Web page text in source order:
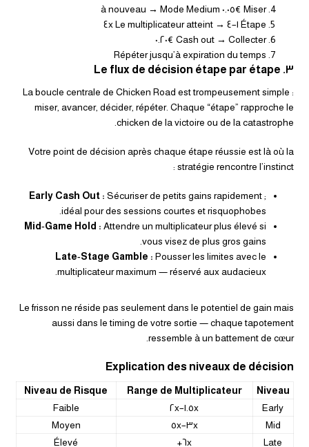
Miser €٠.٠٥ à nouveau → Mode Medium
Étape ١–٤ → Le multiplicateur atteint ٤x
Cash out → Collecter €٠.٢٠
Répéter jusqu’à expiration du temps
٣. Le flux de décision étape par étape
La boucle centrale de Chicken Road est trompeusement simple :
miser, avancer, décider, répéter. Chaque “étape” rapproche le
chicken de la victoire ou de la catastrophe.
Votre point de décision après chaque étape réussie est là où la
stratégie rencontre l’instinct :
Early Cash Out : Sécuriser de petits gains rapidement ;
idéal pour des sessions courtes et risquophobes.
Mid‑Game Hold : Attendre un multiplicateur plus élevé si
vous visez de plus gros gains.
Late‑Stage Gamble : Pousser les limites avec le
multiplicateur maximum — réservé aux audacieux.
Le frisson ne réside pas seulement dans le potentiel de gain mais
aussi dans le timing de votre sortie — chaque tapotement
ressemble à un battement de cœur.
Explication des niveaux de décision
Niveau
Range de Multiplicateur
Niveau de Risque
Early
١.٥x–٢x
Faible
Mid
٣x–٥x
Moyen
Late
٦x+ Élevé